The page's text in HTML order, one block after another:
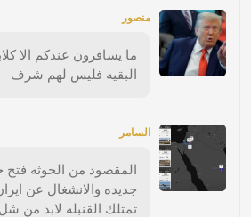
منصور
ما يسافرون عندكم الا
البقيه فليس لهم شرف
السامر
المقصود من الحوثه فتح
جديده والانشغال عن
تمتلك القنبله لابد من